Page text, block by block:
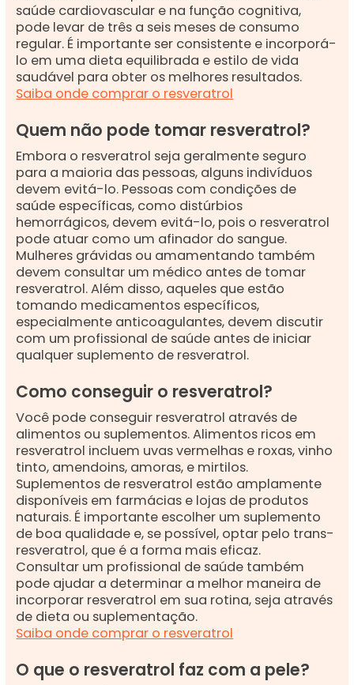
saúde cardiovascular e na função cognitiva,
pode levar de três a seis meses de consumo
regular. É importante ser consistente e incorporá-
lo em uma dieta equilibrada e estilo de vida
saudável para obter os melhores resultados.
Saiba onde comprar o resveratrol
Quem não pode tomar resveratrol?
Embora o resveratrol seja geralmente seguro
para a maioria das pessoas, alguns indivíduos
devem evitá-lo. Pessoas com condições de
saúde específicas, como distúrbios
hemorrágicos, devem evitá-lo, pois o resveratrol
pode atuar como um afinador do sangue.
Mulheres grávidas ou amamentando também
devem consultar um médico antes de tomar
resveratrol. Além disso, aqueles que estão
tomando medicamentos específicos,
especialmente anticoagulantes, devem discutir
com um profissional de saúde antes de iniciar
qualquer suplemento de resveratrol.
Como conseguir o resveratrol?
Você pode conseguir resveratrol através de
alimentos ou suplementos. Alimentos ricos em
resveratrol incluem uvas vermelhas e roxas, vinho
tinto, amendoins, amoras, e mirtilos.
Suplementos de resveratrol estão amplamente
disponíveis em farmácias e lojas de produtos
naturais. É importante escolher um suplemento
de boa qualidade e, se possível, optar pelo trans-
resveratrol, que é a forma mais eficaz.
Consultar um profissional de saúde também
pode ajudar a determinar a melhor maneira de
incorporar resveratrol em sua rotina, seja através
de dieta ou suplementação.
Saiba onde comprar o resveratrol
O que o resveratrol faz com a pele?